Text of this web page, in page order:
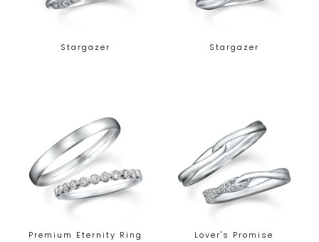
Stargazer Stargazer
Premium Eternity Ring Lover's Promise